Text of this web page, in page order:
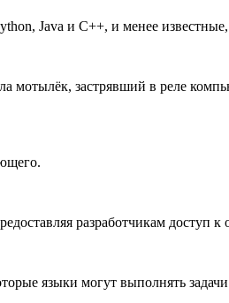
Java и C++, и менее
застрявший в реле
разработчикам доступ
языки могут выполнять